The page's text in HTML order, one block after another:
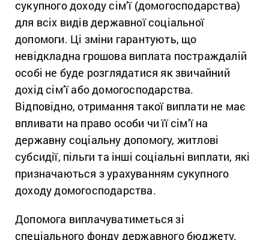
сукупного доходу сім’ї (домогосподарства)
для всіх видів державної соціальної
допомоги. Ці зміни гарантують, що
невідкладна грошова виплата постраждалій
особі не буде розглядатися як звичайний
дохід сім’ї або домогосподарства.
Відповідно, отримання такої виплати не має
впливати на право особи чи її сім’ї на
державну соціальну допомогу, житлові
субсидії, пільги та інші соціальні виплати, які
призначаються з урахуванням сукупного
доходу домогосподарства.
Допомога виплачуватиметься зі
спеціального фонду державного бюджету.